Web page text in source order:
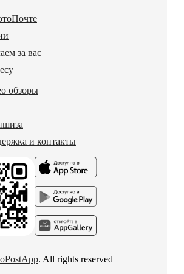
за вас
обзоры
и контакты
. All rights reserved